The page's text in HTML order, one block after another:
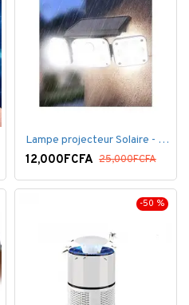
Lampe projecteur Solaire - Détecteur de mouvement - Intelligente 3 Face
12,000FCFA 25,000FCFA
-50 %